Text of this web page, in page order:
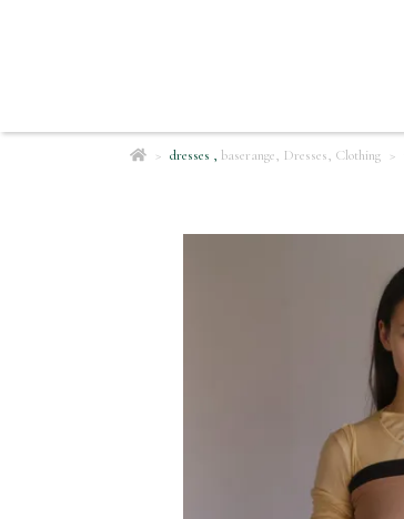
dresses , baserange, Dresses, Clothing